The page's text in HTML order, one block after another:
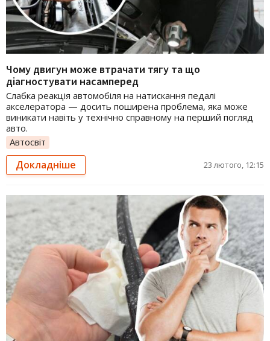
Чому двигун може втрачати тягу та що
діагностувати насамперед
Слабка реакція автомобіля на натискання педалі
акселератора — досить поширена проблема, яка може
виникати навіть у технічно справному на перший погляд
авто.
Автосвіт
Докладніше 23 лютого, 12:15